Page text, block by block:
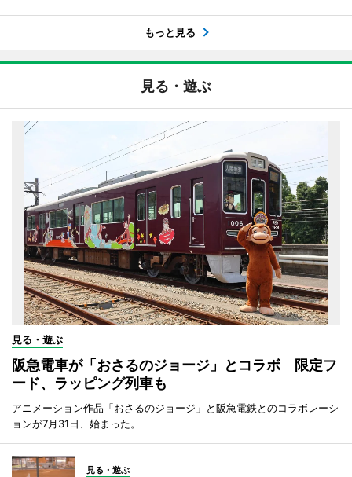
もっと見る
見る・遊ぶ
見る・遊ぶ
阪急電車が「おさるのジョージ」とコラボ 限定フ
ード、ラッピング列車も
アニメーション作品「おさるのジョージ」と阪急電鉄とのコラボレーシ
ョンが7月31日、始まった。
見る・遊ぶ